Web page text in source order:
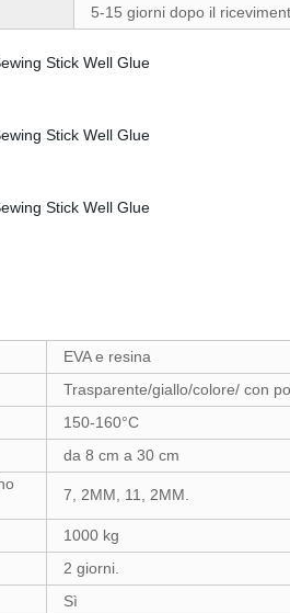
5-15 giorni dopo il
EVA e resina
Trasparente/giallo/colore/ con
150-160°C
da 8 cm a 30 cm
7, 2MM, 11, 2MM.
1000 kg
2 giorni.
Sì